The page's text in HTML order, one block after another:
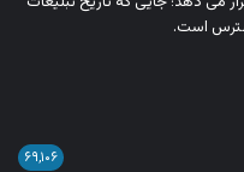
است.
۶۹,۱۰۶